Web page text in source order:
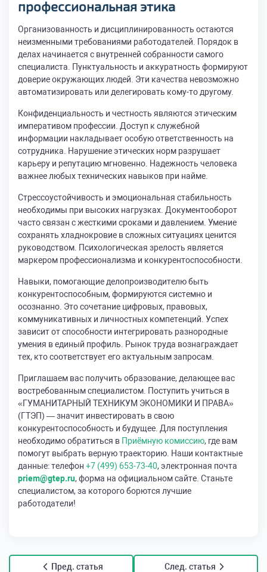
профессиональная этика
Организованность и дисциплинированность остаются
неизменными требованиями работодателей. Порядок в
делах начинается с внутренней собранности самого
специалиста. Пунктуальность и аккуратность формируют
доверие окружающих людей. Эти качества невозможно
автоматизировать или делегировать кому-то другому.
Конфиденциальность и честность являются этическим
императивом профессии. Доступ к служебной
информации накладывает особую ответственность на
сотрудника. Нарушение этических норм разрушает
карьеру и репутацию мгновенно. Надежность человека
важнее любых технических навыков при найме.
Стрессоустойчивость и эмоциональная стабильность
необходимы при высоких нагрузках. Документооборот
часто связан с жесткими сроками и давлением. Умение
сохранять хладнокровие в сложных ситуациях ценится
руководством. Психологическая зрелость является
маркером профессионализма и конкурентоспособности.
Навыки, помогающие делопроизводителю быть
конкурентоспособным, формируются системно и
осознанно. Это сочетание цифровых, правовых,
коммуникативных и личностных компетенций. Успех
зависит от способности интегрировать разнородные
умения в единый профиль. Рынок труда вознаграждает
тех, кто соответствует его актуальным запросам.
Приглашаем вас получить образование, делающее вас
востребованным специалистом. Поступить учиться в
«ГУМАНИТАРНЫЙ ТЕХНИКУМ ЭКОНОМИКИ И ПРАВА»
(ГТЭП) — значит инвестировать в свою
конкурентоспособность и будущее. Для поступления
необходимо обратиться в Приёмную комиссию, где вам
помогут выбрать верную траекторию. Наши контактные
данные: телефон +7 (499) 653-73-40, электронная почта
priem@gtep.ru, форма на официальном сайте. Станьте
специалистом, за которого борются лучшие
работодатели!
Пред. статья След. статья